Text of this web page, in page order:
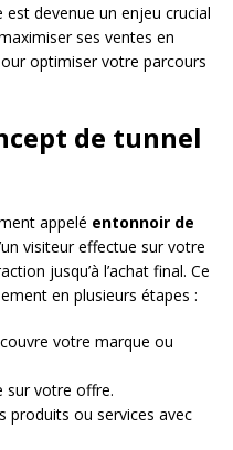
est devenue un enjeu crucial
ses ventes en
optimiser votre parcours
de tunnel
appelé entonnoir de
visiteur effectue sur votre
jusqu’à l’achat final. Ce
en plusieurs étapes :
votre marque ou
sur votre offre.
produits ou services avec